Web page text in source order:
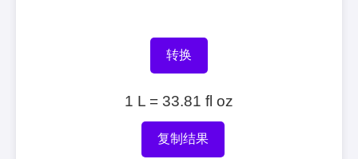
转换
1 L = 33.81 fl oz
复制结果